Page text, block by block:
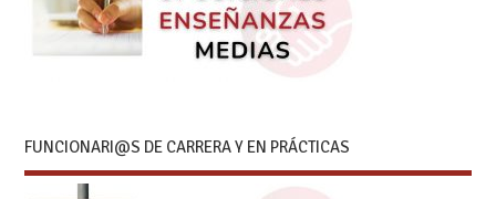
FUNCIONARI@S DE CARRERA Y EN PRÁCTICAS